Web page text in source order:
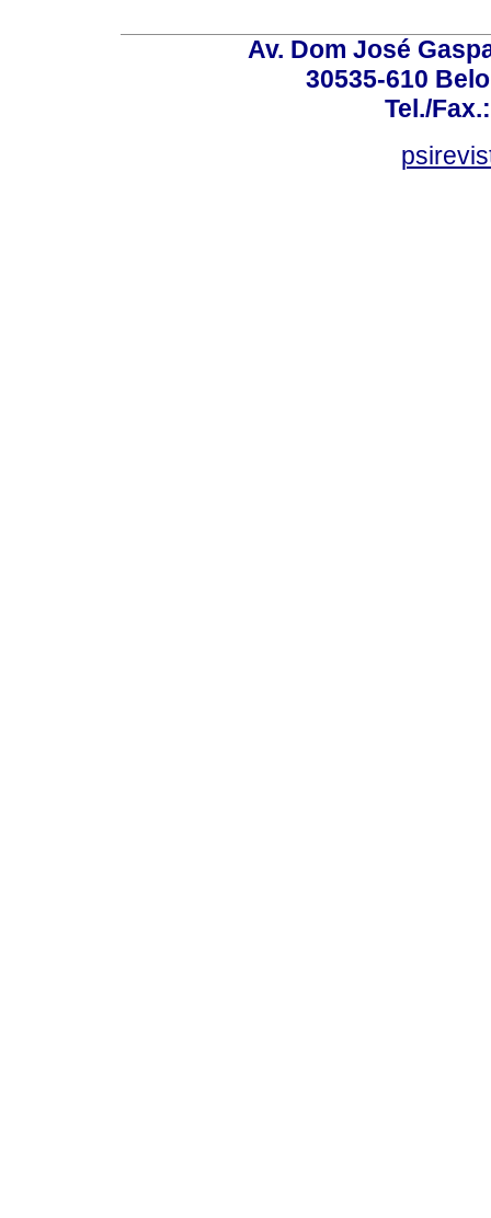
Av. Dom José
30535-610
Tel./